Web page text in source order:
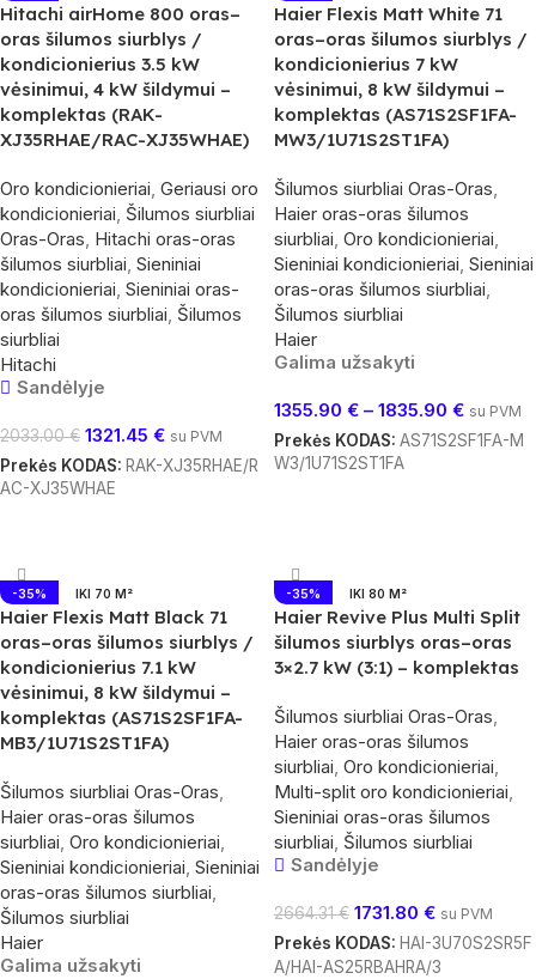
Hitachi airHome 800 oras–
oras šilumos siurblys /
kondicionierius 3.5 kW
vėsinimui, 4 kW šildymui –
komplektas (RAK-
XJ35RHAE/RAC-XJ35WHAE)
Oro kondicionieriai Geriausi oro
kondicionieriai Šilumos siurbliai
Oras-Oras Hitachi oras-oras
šilumos siurbliai Sieniniai
kondicionieriai Sieniniai oras-
oras šilumos siurbliai Šilumos
siurbliai
Hitachi
Sandėlyje
2033.00€ 1321.45 € su PVM
Prekės KODAS: RAK-XJ35RHAE/R
AC-XJ35WHAE
Haier Flexis Matt White 71
oras–oras šilumos siurblys /
kondicionierius 7 kW
vėsinimui, 8 kW šildymui –
komplektas (AS71S2SF1FA-
MW3/1U71S2ST1FA)
Šilumos siurbliai Oras-Oras
Haier oras-oras šilumos
siurbliai Oro kondicionieriai
Sieniniai kondicionieriai Sieniniai
oras-oras šilumos siurbliai
Šilumos siurbliai
Haier
Galima užsakyti
1355.90 € – 1835.90 € su PVM
Prekės KODAS: AS71S2SF1FA-M
W3/1U71S2ST1FA
-35% IKI 70 M²
Haier Flexis Matt Black 71
oras–oras šilumos siurblys /
kondicionierius 7.1 kW
vėsinimui, 8 kW šildymui –
komplektas (AS71S2SF1FA-
MB3/1U71S2ST1FA)
Šilumos siurbliai Oras-Oras,
Haier oras-oras šilumos
siurbliai, Oro kondicionieriai,
Sieniniai kondicionieriai, Sieniniai
oras-oras šilumos siurbliai,
Šilumos siurbliai
Haier
Galima užsakyti
-35% IKI 80 M²
Haier Revive Plus Multi Split
šilumos siurblys oras–oras
3×2.7 kW (3:1) – komplektas
Šilumos siurbliai Oras-Oras,
Haier oras-oras šilumos
siurbliai, Oro kondicionieriai,
Multi-split oro kondicionieriai,
Sieniniai oras-oras šilumos
siurbliai, Šilumos siurbliai
Sandėlyje
2664.31€ 1731.80 € su PVM
Prekės KODAS: HAI-3U70S2SR5F
A/HAI-AS25RBAHRA/3